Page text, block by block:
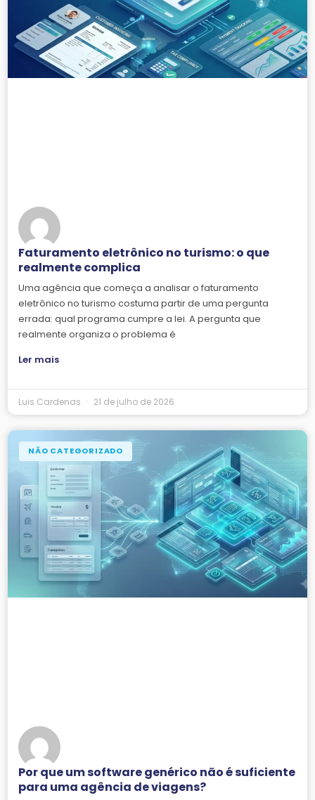
Faturamento eletrônico no turismo: o que
realmente complica
Uma agência que começa a analisar o faturamento
eletrônico no turismo costuma partir de uma pergunta
errada: qual programa cumpre a lei. A pergunta que
realmente organiza o problema é
Ler mais
Luis Cardenas 21 de julho de 2026
NÃO CATEGORIZADO
Por que um software genérico não é suficiente
para uma agência de viagens?